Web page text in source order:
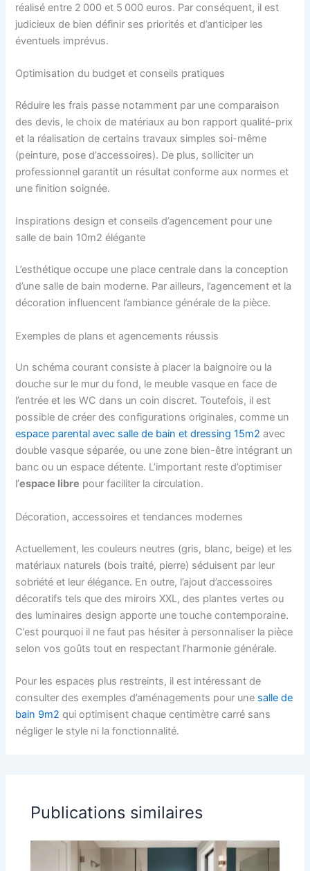
réalisé entre 2 000 et 5 000 euros. Par conséquent, il est
judicieux de bien définir ses priorités et d’anticiper les
éventuels imprévus.
Optimisation du budget et conseils pratiques
Réduire les frais passe notamment par une comparaison
des devis, le choix de matériaux au bon rapport qualité-prix
et la réalisation de certains travaux simples soi-même
(peinture, pose d’accessoires). De plus, solliciter un
professionnel garantit un résultat conforme aux normes et
une finition soignée.
Inspirations design et conseils d’agencement pour une
salle de bain 10m2 élégante
L’esthétique occupe une place centrale dans la conception
d’une salle de bain moderne. Par ailleurs, l’agencement et la
décoration influencent l’ambiance générale de la pièce.
Exemples de plans et agencements réussis
Un schéma courant consiste à placer la baignoire ou la
douche sur le mur du fond, le meuble vasque en face de
l’entrée et les WC dans un coin discret. Toutefois, il est
possible de créer des configurations originales, comme un
espace parental avec salle de bain et dressing 15m2 avec
double vasque séparée, ou une zone bien-être intégrant un
banc ou un espace détente. L’important reste d’optimiser
l’espace libre pour faciliter la circulation.
Décoration, accessoires et tendances modernes
Actuellement, les couleurs neutres (gris, blanc, beige) et les
matériaux naturels (bois traité, pierre) séduisent par leur
sobriété et leur élégance. En outre, l’ajout d’accessoires
décoratifs tels que des miroirs XXL, des plantes vertes ou
des luminaires design apporte une touche contemporaine.
C’est pourquoi il ne faut pas hésiter à personnaliser la pièce
selon vos goûts tout en respectant l’harmonie générale.
Pour les espaces plus restreints, il est intéressant de
consulter des exemples d’aménagements pour une salle de
bain 9m2 qui optimisent chaque centimètre carré sans
négliger le style ni la fonctionnalité.
Publications similaires